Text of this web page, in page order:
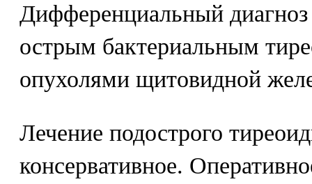
Дифференциальный
острым бактериальным
опухолями щитовидной
Лечение подострого
консервативное.